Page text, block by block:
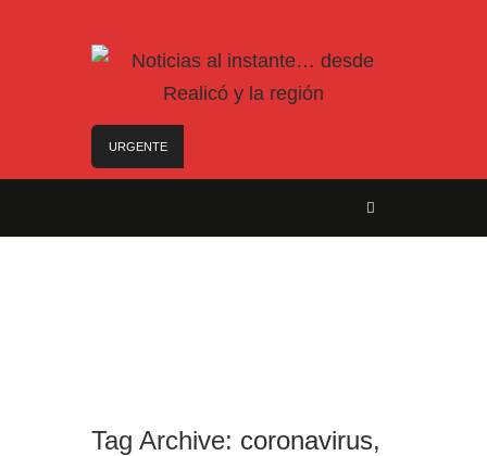
URGENTE
escondernos»
Tag Archive: coronavirus,